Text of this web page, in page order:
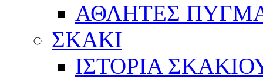
ΑΘΛΗΤΕΣ
ΣΚΑΚΙ
ΙΣΤΟΡΙΑ